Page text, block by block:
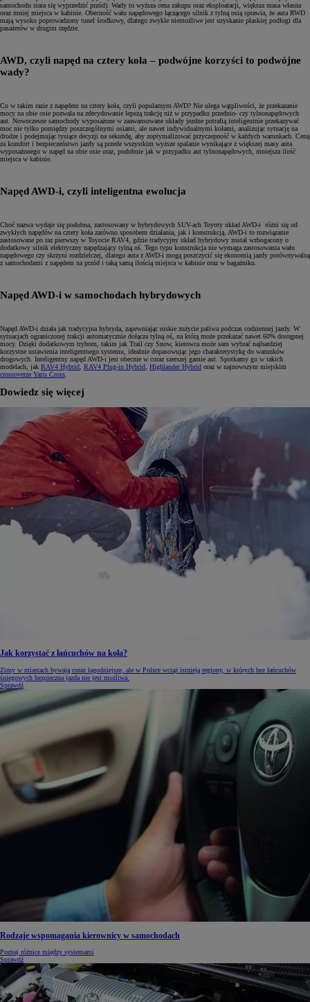
samochodu stara się wyprzedzić przód). Wady to wyższa cena zakupu oraz eksploatacji, większa masa własna
oraz mniej miejsca w kabinie. Obecność wału napędowego łączącego silnik z tylną osią sprawia, że auta RWD
mają wysoko poprowadzony tunel środkowy, dlatego zwykle niemożliwe jest uzyskanie płaskiej podłogi dla
pasażerów w drugim rzędzie.
AWD, czyli napęd na cztery koła – podwójne korzyści to podwójne
wady?
Co w takim razie z napędem na cztery koła, czyli popularnym AWD? Nie ulega wątpliwości, że przekazanie
mocy na obie osie pozwala na zdecydowanie lepszą trakcję niż w przypadku przednio- czy tylnonapędowych
aut. Nowoczesne samochody wyposażone w zaawansowane układy jezdne potrafią inteligentnie przekazywać
moc nie tylko pomiędzy poszczególnymi osiami, ale nawet indywidualnymi kołami, analizując sytuację na
drodze i podejmując tysiące decyzji na sekundę, aby zoptymalizować przyczepność w każdych warunkach. Ceną
za komfort i bezpieczeństwo jazdy są przede wszystkim wyższe spalanie wynikające z większej masy auta
wyposażonego w napęd na obie osie oraz, podobnie jak w przypadku aut tylnonapędowych, mniejsza ilość
miejsca w kabinie.
Napęd AWD-i, czyli inteligentna ewolucja
Choć nazwa wydaje się podobna, zastosowany w hybrydowych SUV-ach Toyoty układ AWD-i różni się od
zwykłych napędów na cztery koła zarówno sposobem działania, jak i konstrukcją. AWD-i to rozwiązanie
zastosowane po raz pierwszy w Toyocie RAV4, gdzie tradycyjny układ hybrydowy został wzbogacony o
dodatkowy silnik elektryczny napędzający tylną oś. Tego typu konstrukcja nie wymaga zastosowania wału
napędowego czy skrzyni rozdzielczej, dlatego auta z AWD-i mogą poszczycić się ekonomią jazdy porównywalną
z samochodami z napędem na przód i taką samą ilością miejsca w kabinie oraz w bagażniku.
Napęd AWD-i w samochodach hybrydowych
Napęd AWD-i działa jak tradycyjna hybryda, zapewniając niskie zużycie paliwa podczas codziennej jazdy. W
sytuacjach ograniczonej trakcji automatycznie dołącza tylną oś, na którą może przekazać nawet 60% dostępnej
mocy. Dzięki dodatkowym trybom, takim jak Trail czy Snow, kierowca może sam wybrać najbardziej
korzystne ustawienia inteligentnego systemu, idealnie dopasowując jego charakterystykę do warunków
drogowych. Inteligentny napęd AWD-i jest obecnie w coraz szerszej gamie aut. Spotkamy go w takich
modelach, jak RAV4 Hybrid RAV4 Plug-in Hybrid Highlander Hybrid oraz w najnowszym miejskim
crossoverze Yaris Cross
Dowiedz się więcej
Jak korzystać z łańcuchów na koła?
Zimy w miastach bywają coraz łagodniejsze, ale w Polsce wciąż istnieją regiony, w których bez łańcuchów
śniegowych bezpieczna jazda nie jest możliwa.
Sprawdź
Rodzaje wspomagania kierownicy w samochodach
Poznaj różnice między systemami
Sprawdź